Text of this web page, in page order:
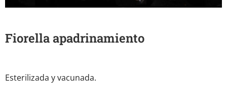
Fiorella apadrinamiento
Esterilizada y vacunada.